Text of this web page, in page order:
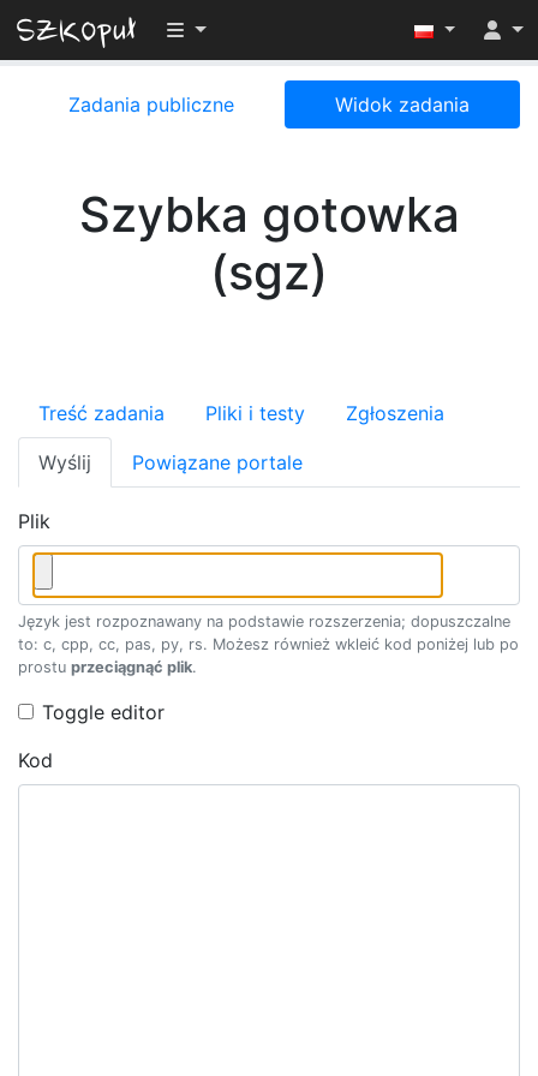
Przełącz widoczność menu
Zadania publiczne Widok zadania
Szybka gotowka
(sgz)
Treść zadania Pliki i testy Zgłoszenia
Wyślij Powiązane portale
Plik
Język jest rozpoznawany na podstawie rozszerzenia; dopuszczalne
to: c, cpp, cc, pas, py, rs. Możesz również wkleić kod poniżej lub po
prostu przeciągnąć plik.
Toggle editor
Kod